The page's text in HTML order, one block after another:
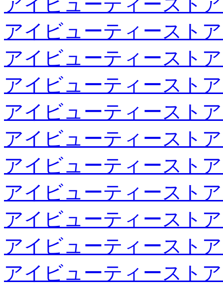
アイビューティースト
アイビューティースト
アイビューティースト
アイビューティースト
アイビューティースト
アイビューティースト
アイビューティースト
アイビューティースト
アイビューティースト
アイビューティースト